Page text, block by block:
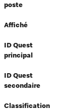
poste
Affiché
ID Quest
principal
ID Quest
secondaire
Classification